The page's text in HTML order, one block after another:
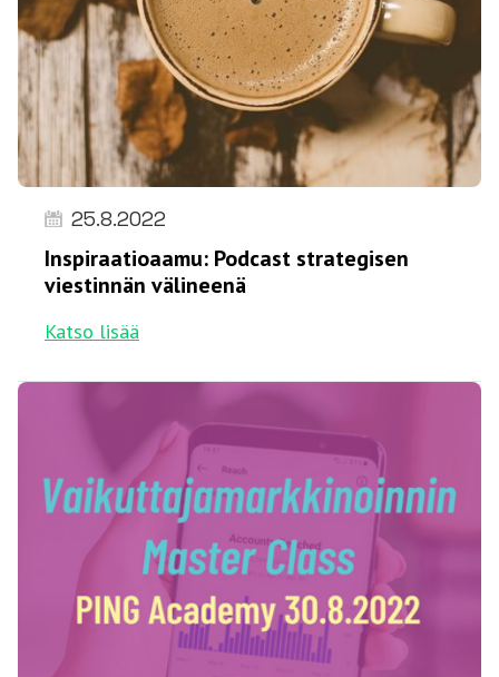
25.8.2022
Inspiraatioaamu: Podcast strategisen
viestinnän välineenä
Katso lisää